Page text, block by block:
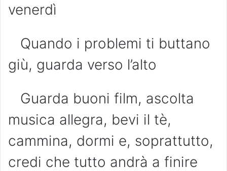
venerdì
Quando i problemi ti buttano
giù, guarda verso l’alto
Guarda buoni film, ascolta
musica allegra, bevi il tè,
cammina, dormi e, soprattutto,
credi che tutto andrà a finire